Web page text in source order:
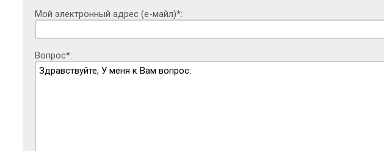
Мой электронный адрес (е-майл)*:
Вопрос*: